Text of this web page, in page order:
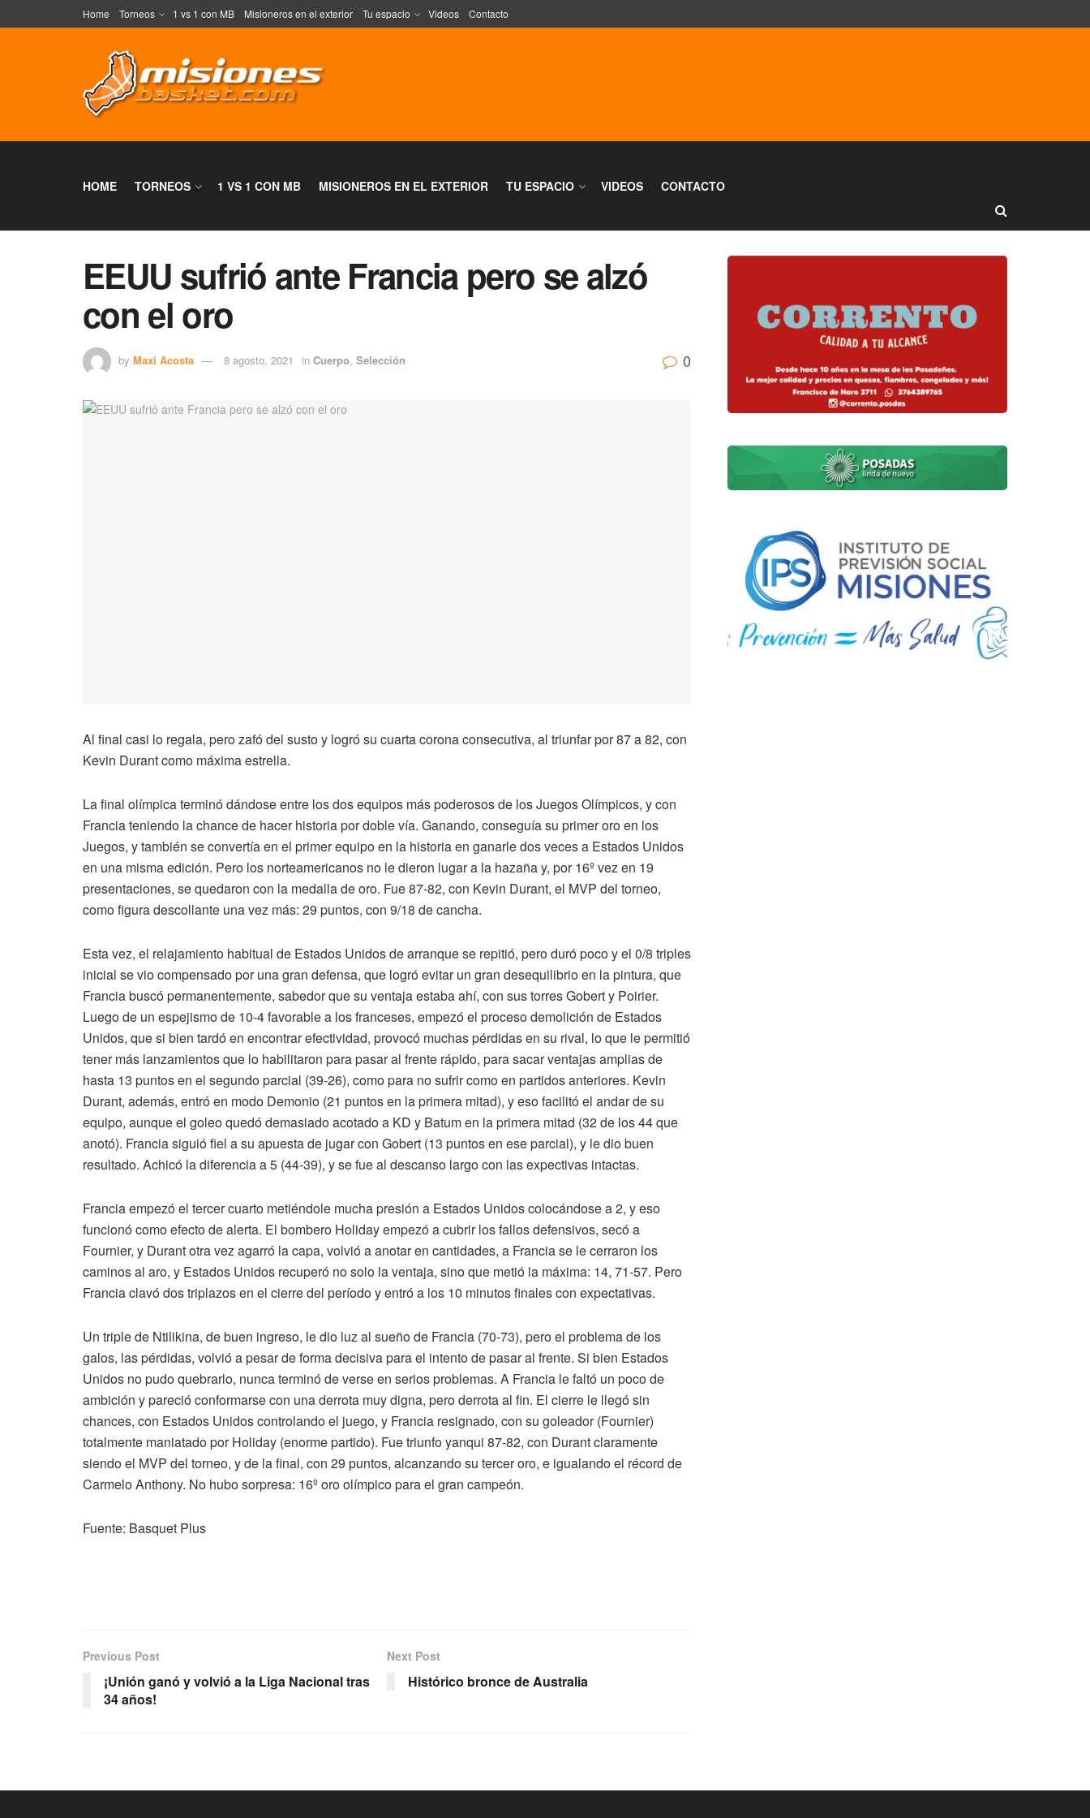
Home Torneos 1 vs 1 con MB Misioneros en el exterior Tu espacio Videos Contacto
HOME TORNEOS 1 VS 1 CON MB MISIONEROS EN EL EXTERIOR TU ESPACIO VIDEOS CONTACTO
EEUU sufrió ante Francia pero se alzó
con el oro
by Maxi Acosta 8 agosto, 2021 in Cuerpo, Selección 0
Al final casi lo regala, pero zafó del susto y logró su cuarta corona consecutiva, al triunfar por 87 a 82, con
Kevin Durant como máxima estrella.
La final olímpica terminó dándose entre los dos equipos más poderosos de los Juegos Olímpicos, y con
Francia teniendo la chance de hacer historia por doble vía. Ganando, conseguía su primer oro en los
Juegos, y también se convertía en el primer equipo en la historia en ganarle dos veces a Estados Unidos
en una misma edición. Pero los norteamericanos no le dieron lugar a la hazaña y, por 16º vez en 19
presentaciones, se quedaron con la medalla de oro. Fue 87-82, con Kevin Durant, el MVP del torneo,
como figura descollante una vez más: 29 puntos, con 9/18 de cancha.
Esta vez, el relajamiento habitual de Estados Unidos de arranque se repitió, pero duró poco y el 0/8 triples
inicial se vio compensado por una gran defensa, que logró evitar un gran desequilibrio en la pintura, que
Francia buscó permanentemente, sabedor que su ventaja estaba ahí, con sus torres Gobert y Poirier.
Luego de un espejismo de 10-4 favorable a los franceses, empezó el proceso demolición de Estados
Unidos, que si bien tardó en encontrar efectividad, provocó muchas pérdidas en su rival, lo que le permitió
tener más lanzamientos que lo habilitaron para pasar al frente rápido, para sacar ventajas amplias de
hasta 13 puntos en el segundo parcial (39-26), como para no sufrir como en partidos anteriores. Kevin
Durant, además, entró en modo Demonio (21 puntos en la primera mitad), y eso facilitó el andar de su
equipo, aunque el goleo quedó demasiado acotado a KD y Batum en la primera mitad (32 de los 44 que
anotó). Francia siguió fiel a su apuesta de jugar con Gobert (13 puntos en ese parcial), y le dio buen
resultado. Achicó la diferencia a 5 (44-39), y se fue al descanso largo con las expectivas intactas.
Francia empezó el tercer cuarto metiéndole mucha presión a Estados Unidos colocándose a 2, y eso
funcionó como efecto de alerta. El bombero Holiday empezó a cubrir los fallos defensivos, secó a
Fournier, y Durant otra vez agarró la capa, volvió a anotar en cantidades, a Francia se le cerraron los
caminos al aro, y Estados Unidos recuperó no solo la ventaja, sino que metió la máxima: 14, 71-57. Pero
Francia clavó dos triplazos en el cierre del período y entró a los 10 minutos finales con expectativas.
Un triple de Ntilikina, de buen ingreso, le dio luz al sueño de Francia (70-73), pero el problema de los
galos, las pérdidas, volvió a pesar de forma decisiva para el intento de pasar al frente. Si bien Estados
Unidos no pudo quebrarlo, nunca terminó de verse en serios problemas. A Francia le faltó un poco de
ambición y pareció conformarse con una derrota muy digna, pero derrota al fin. El cierre le llegó sin
chances, con Estados Unidos controlando el juego, y Francia resignado, con su goleador (Fournier)
totalmente maniatado por Holiday (enorme partido). Fue triunfo yanqui 87-82, con Durant claramente
siendo el MVP del torneo, y de la final, con 29 puntos, alcanzando su tercer oro, e igualando el récord de
Carmelo Anthony. No hubo sorpresa: 16º oro olímpico para el gran campeón.
Fuente: Basquet Plus
Previous Post
¡Unión ganó y volvió a la Liga Nacional tras
34 años!
Next Post
Histórico bronce de Australia